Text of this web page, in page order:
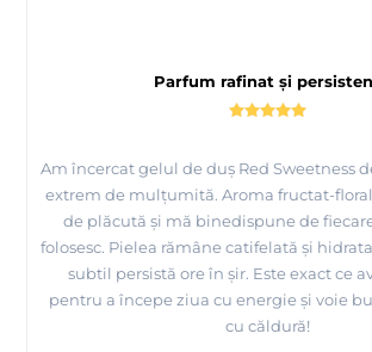
Parfum rafinat și
Am încercat gelul de duș Red Sweetness
extrem de mulțumită. Aroma fructat-
de plăcută și mă binedispune de
folosesc. Pielea rămâne catifelată și
subtil persistă ore în șir. Este exact ce
pentru a începe ziua cu energie și voie
cu căldură!